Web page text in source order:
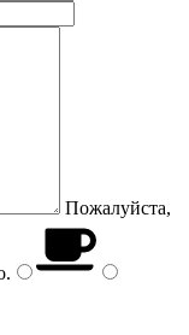
Пожалуйста,
.